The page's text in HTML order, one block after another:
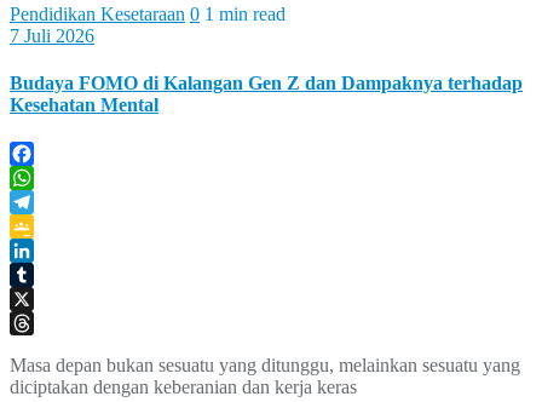
Pendidikan Kesetaraan 0 1 min read
7 Juli 2026
Budaya FOMO di Kalangan Gen Z dan Dampaknya terhadap
Kesehatan Mental
Facebook
WhatsApp
Telegram
Google
Classroom
LinkedIn
Tumblr
X
Masa depan bukan sesuatu yang ditunggu, melainkan sesuatu yang
diciptakan dengan keberanian dan kerja keras